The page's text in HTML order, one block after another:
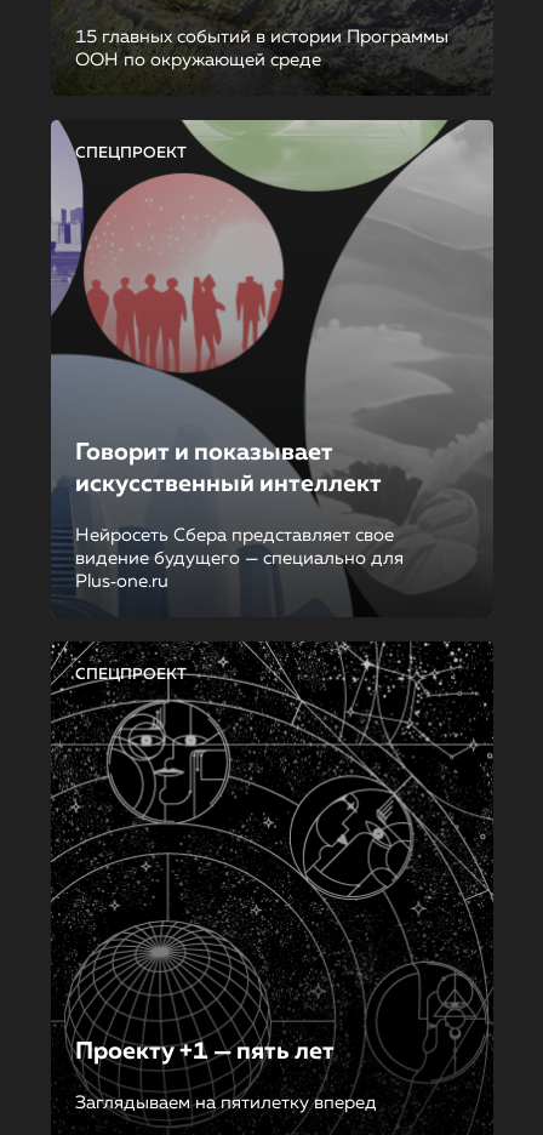
15 главных событий в истории Программы
ООН по окружающей среде
СПЕЦПРОЕКТ
Говорит и показывает
искусственный интеллект
Нейросеть Сбера представляет свое
видение будущего — специально для
Plus‑one.ru
СПЕЦПРОЕКТ
Проекту +1 — пять лет
Заглядываем на пятилетку вперед